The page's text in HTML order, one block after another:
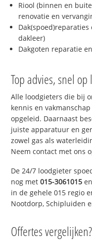
Riool (binnen en
renovatie en
dakleer)
Dakgoten reparatie
Top advies, snel op
Alle loodgieters die bij
kennis en
opgeleid. Daarnaast
juiste apparatuur en
zowel gas als
Neem contact met ons
De 24/7 loodgieter
nog met015-3061015
in de gehele 015 regio
Nootdorp, Schipluiden
Offertes vergelijken?